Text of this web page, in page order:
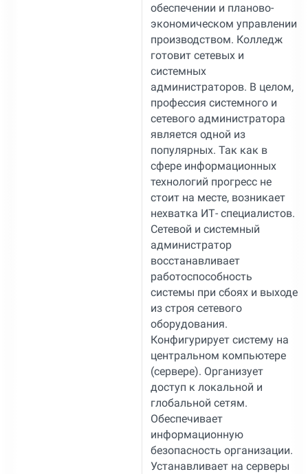
обеспечении и планово-
экономическом управлении
производством. Колледж
готовит сетевых и
системных
администраторов. В целом,
профессия системного и
сетевого администратора
является одной из
популярных. Так как в
сфере информационных
технологий прогресс не
стоит на месте, возникает
нехватка ИТ- специалистов.
Сетевой и системный
администратор
восстанавливает
работоспособность
системы при сбоях и выходе
из строя сетевого
оборудования.
Конфигурирует систему на
центральном компьютере
(сервере). Организует
доступ к локальной и
глобальной сетям.
Обеспечивает
информационную
безопасность организации.
Устанавливает на серверы